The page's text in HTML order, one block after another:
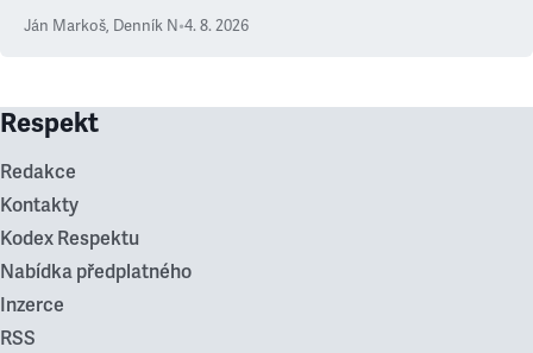
Ján Markoš, Denník N•4. 8. 2026
Respekt
Redakce
Kontakty
Kodex Respektu
Nabídka předplatného
Inzerce
RSS